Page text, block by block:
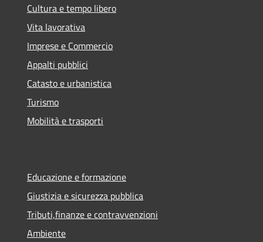
Cultura e tempo libero
Vita lavorativa
Imprese e Commercio
Appalti pubblici
Catasto e urbanistica
Turismo
Mobilità e trasporti
Educazione e formazione
Giustizia e sicurezza pubblica
Tributi,finanze e contravvenzioni
Ambiente